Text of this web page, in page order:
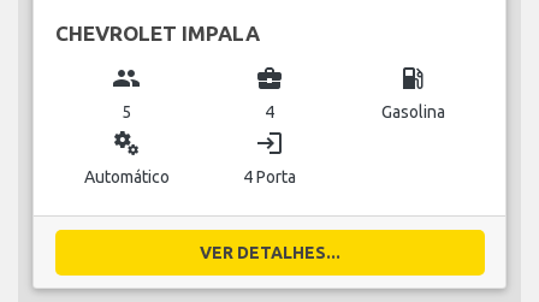
CHEVROLET IMPALA
group
5
business_center
4
local_gas_station
Gasolina
miscellaneous_services
Automático
login
4 Porta
VER DETALHES...